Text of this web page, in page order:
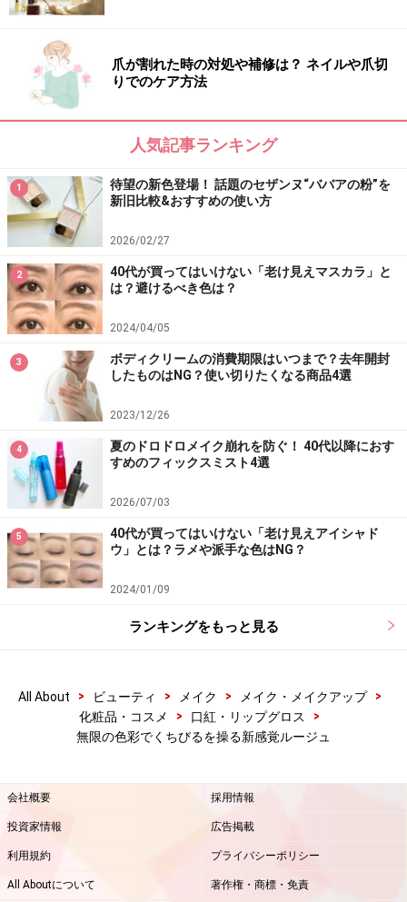
Amazonで化粧品・コスメをチェック！
楽天市場で人気のコスメをチェック！
爪が割れた時の対処や補修は？ ネイルや爪切
りでのケア方法
人気記事ランキング
1
待望の新色登場！ 話題のセザンヌ“ババアの粉”を
新旧比較&おすすめの使い方
2026/02/27
2
40代が買ってはいけない「老け見えマスカラ」と
は？避けるべき色は？
2024/04/05
3
ボディクリームの消費期限はいつまで？去年開封
したものはNG？使い切りたくなる商品4選
2023/12/26
4
夏のドロドロメイク崩れを防ぐ！ 40代以降におす
すめのフィックスミスト4選
2026/07/03
5
40代が買ってはいけない「老け見えアイシャド
ウ」とは？ラメや派手な色はNG？
2024/01/09
ランキングをもっと見る
All About > ビューティ > メイク > メイク・メイクアップ
>
化粧品・コスメ
> 口紅・リップグロス
>
無限の色彩でくちびるを操る新感覚ルージュ
会社概要 採用情報
投資家情報 広告掲載
利用規約 プライバシーポリシー
All Aboutについて 著作権・商標・免責